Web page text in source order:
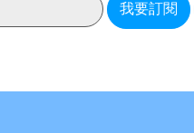
我要訂閱